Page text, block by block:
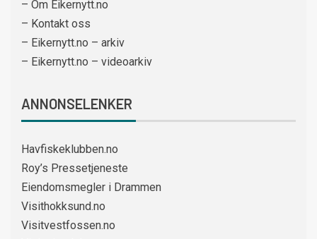
– Om Eikernytt.no
– Kontakt oss
– Eikernytt.no – arkiv
– Eikernytt.no – videoarkiv
ANNONSELENKER
Havfiskeklubben.no
Roy’s Pressetjeneste
Eiendomsmegler i Drammen
Visithokksund.no
Visitvestfossen.no